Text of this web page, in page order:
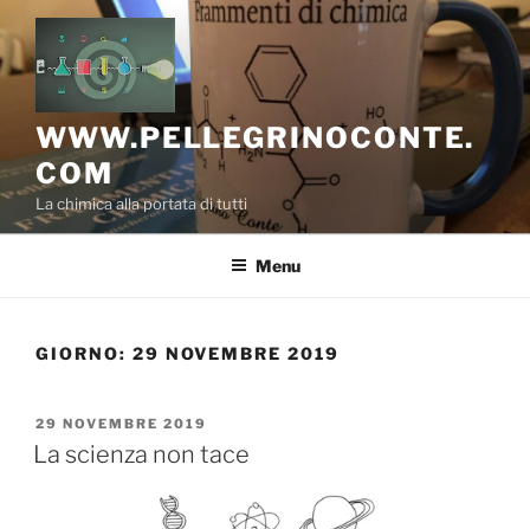
Salta
al
contenuto
WWW.PELLEGRINOCONTE.
COM
La chimica alla portata di tutti
Menu
GIORNO: 29 NOVEMBRE 2019
PUBBLICATO
IL
29 NOVEMBRE 2019
La scienza non tace